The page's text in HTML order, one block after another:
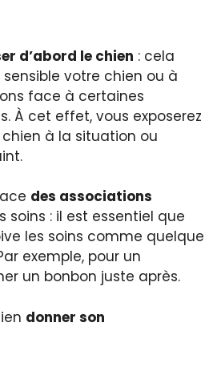
d’abord le chien : cela
votre chien ou à
face à certaines
À cet effet, vous exposerez
à la situation ou
des associations
soins : il est essentiel que
les soins comme quelque
exemple, pour un
un bonbon juste après.
donner son